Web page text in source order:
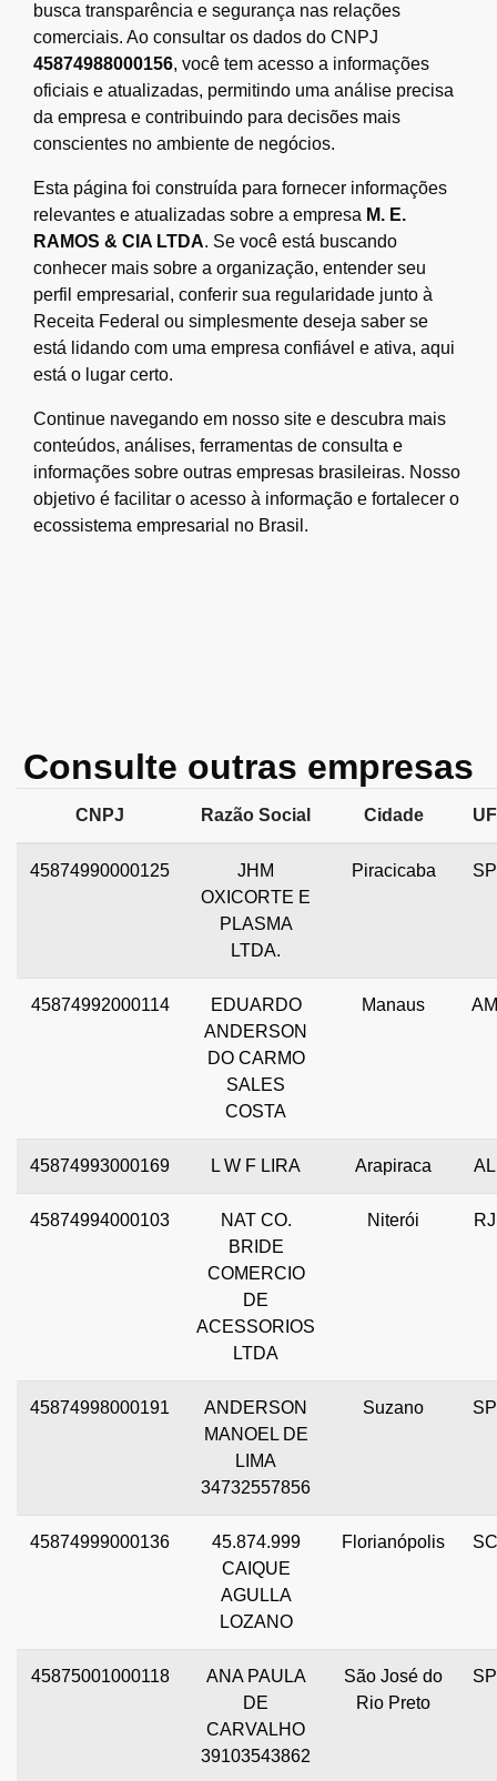
busca transparência e segurança nas relações
comerciais. Ao consultar os dados do CNPJ
45874988000156, você tem acesso a informações
oficiais e atualizadas, permitindo uma análise precisa
da empresa e contribuindo para decisões mais
conscientes no ambiente de negócios.
Esta página foi construída para fornecer informações
relevantes e atualizadas sobre a empresa M. E.
RAMOS & CIA LTDA. Se você está buscando
conhecer mais sobre a organização, entender seu
perfil empresarial, conferir sua regularidade junto à
Receita Federal ou simplesmente deseja saber se
está lidando com uma empresa confiável e ativa, aqui
está o lugar certo.
Continue navegando em nosso site e descubra mais
conteúdos, análises, ferramentas de consulta e
informações sobre outras empresas brasileiras. Nosso
objetivo é facilitar o acesso à informação e fortalecer o
ecossistema empresarial no Brasil.
Consulte outras empresas
CNPJ Razão Social Cidade UF
45874990000125
JHM
OXICORTE E
PLASMA
LTDA.
Piracicaba SP
45874992000114
EDUARDO
ANDERSON
DO CARMO
SALES
COSTA
Manaus AM
45874993000169 L W F LIRA Arapiraca AL
45874994000103
NAT CO.
BRIDE
COMERCIO
DE
ACESSORIOS
LTDA
Niterói RJ
45874998000191
ANDERSON
MANOEL DE
LIMA
34732557856
Suzano SP
45874999000136
45.874.999
CAIQUE
AGULLA
LOZANO
Florianópolis SC
45875001000118
ANA PAULA
DE
CARVALHO
39103543862
São José do
Rio Preto
SP